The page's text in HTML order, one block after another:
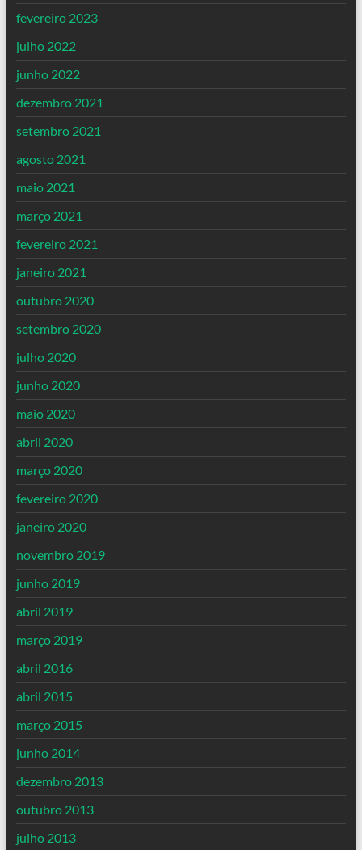
fevereiro 2023
julho 2022
junho 2022
dezembro 2021
setembro 2021
agosto 2021
maio 2021
março 2021
fevereiro 2021
janeiro 2021
outubro 2020
setembro 2020
julho 2020
junho 2020
maio 2020
abril 2020
março 2020
fevereiro 2020
janeiro 2020
novembro 2019
junho 2019
abril 2019
março 2019
abril 2016
abril 2015
março 2015
junho 2014
dezembro 2013
outubro 2013
julho 2013